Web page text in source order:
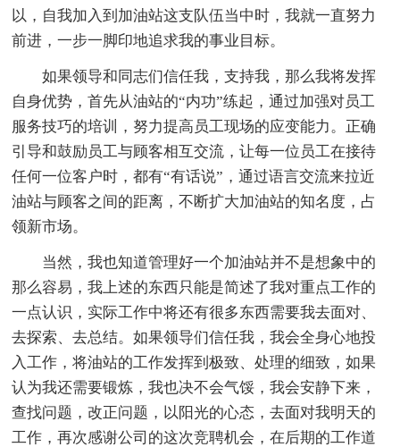
以，自我加入到加油站这支队伍当中时，我就一直努力
前进，一步一脚印地追求我的事业目标。
如果领导和同志们信任我，支持我，那么我将发挥
自身优势，首先从油站的“内功”练起，通过加强对员工
服务技巧的培训，努力提高员工现场的应变能力。正确
引导和鼓励员工与顾客相互交流，让每一位员工在接待
任何一位客户时，都有“有话说”，通过语言交流来拉近
油站与顾客之间的距离，不断扩大加油站的知名度，占
领新市场。
当然，我也知道管理好一个加油站并不是想象中的
那么容易，我上述的东西只能是简述了我对重点工作的
一点认识，实际工作中将还有很多东西需要我去面对、
去探索、去总结。如果领导们信任我，我会全身心地投
入工作，将油站的工作发挥到极致、处理的细致，如果
认为我还需要锻炼，我也决不会气馁，我会安静下来，
查找问题，改正问题，以阳光的心态，去面对我明天的
工作，再次感谢公司的这次竞聘机会，在后期的工作道